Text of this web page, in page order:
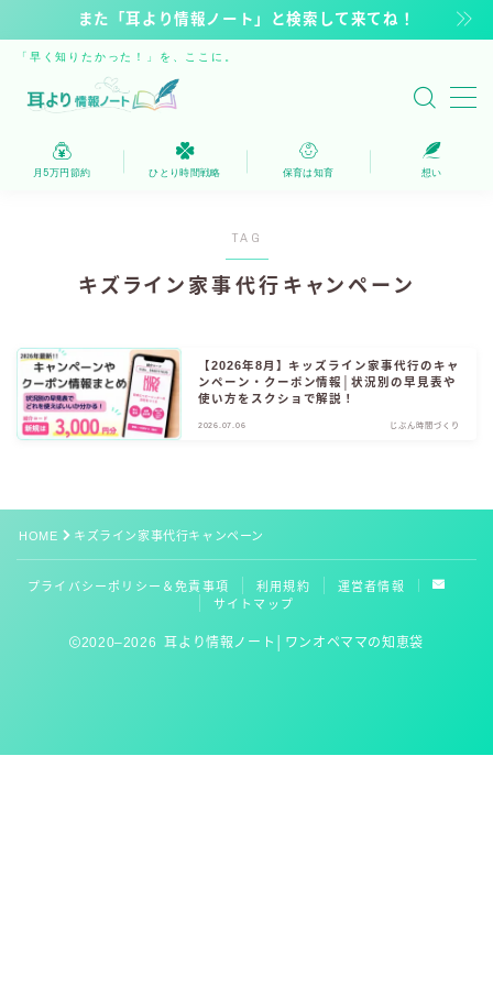
また「耳より情報ノート」と検索して来てね！
「早く知りたかった！」を、ここに。
保育は知育
ひとり時間戦略
運営者
月5万円節約 ひとり時間戦略 保育は知育 想い
TAG
キズライン家事代行キャンペーン
【2026年8月】キッズライン家事代行のキャ
ンペーン・クーポン情報│状況別の早見表や
使い方をスクショで解説！
2026.07.06 じぶん時間づくり
HOME キズライン家事代行キャンペーン
プライバシーポリシー＆免責事項 利用規約
運営者情報
サイトマップ
2020–2026 耳より情報ノート│ワンオペママの知恵袋